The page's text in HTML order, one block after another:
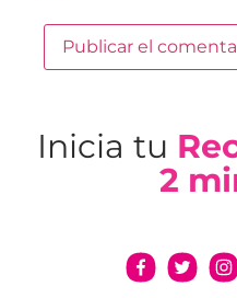
Inicia tu
2